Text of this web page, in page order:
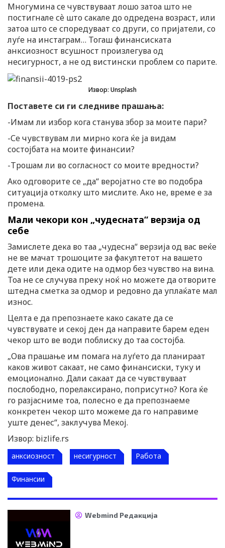
Многумина се чувствуваат лошо затоа што не
постигнале сѐ што сакале до одредена возраст, или
затоа што се споредуваат со други, со пријатели, со
луѓе на инстаграм… Тогаш финансиската
анксиозност всушност произлегува од
несигурност, а не од вистински проблем со парите.
Извор: Unsplash
Поставете си ги следниве прашања:
-Имам ли избор кога станува збор за моите пари?
-Се чувствувам ли мирно кога ќе ја видам
состојбата на моите финансии?
-Трошам ли во согласност со моите вредности?
Ако одговорите се „да“ веројатно сте во подобра
ситуација отколку што мислите. Ако не, време е за
промена.
Мали чекори кон „чудесната“ верзија од
себе
Замислете дека во таа „чудесна“ верзија од вас веќе
не ве мачат трошоците за факултетот на вашето
дете или дека одите на одмор без чувство на вина.
Тоа не се случува преку ноќ но можете да отворите
штедна сметка за одмор и редовно да уплаќате мал
износ.
Целта е да препознаете како сакате да се
чувствувате и секој ден да направите барем еден
чекор што ве води поблиску до таа состојба.
„Ова прашање им помага на луѓето да планираат
каков живот сакаат, не само финансиски, туку и
емоционално. Дали сакаат да се чувствуваат
послободно, порелаксирано, поприсутно? Кога ќе
го разјасниме тоа, полесно е да препознаеме
конкретен чекор што можеме да го направиме
уште денес“, заклучува Мекој.
Извор: bizlife.rs
анксиозност несигурност Работа
Финансии
Webmind Редакција